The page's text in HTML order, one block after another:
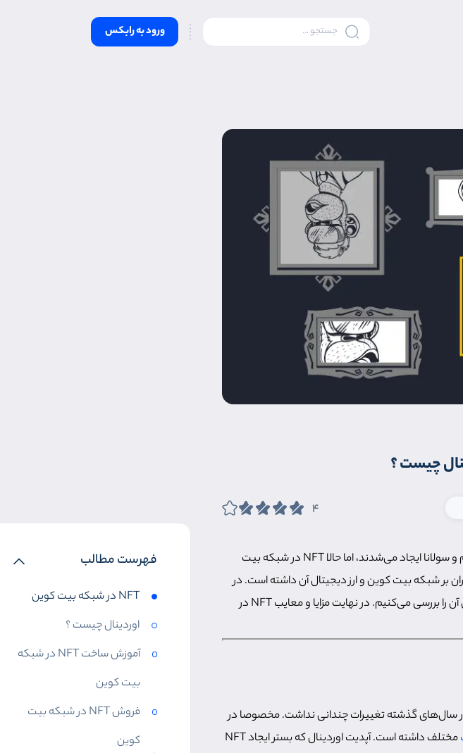
ورود به رابکس
4
فهرست مطالب
NFT در شبکه بیت کوین
اوردینال چیست ؟
آموزش ساخت NFT در شبکه
بیت کوین
فروش NFT در شبکه بیت
کوین
تا امروز تمام NFTها در پلتفرم‌های با قرارداد هوشمند مثل اتریوم و سولانا ایجاد می‌شدند، اما حالا NFT در شبکه بیت
بر شبکه بیت کوین و ارز دیجیتال آن داشته است. در
در شبکه بیت کوین پرداخته، جوانب فنی آن را بررسی می‌کنیم. در نهایت مزایا و معایب NFT در
سال‌های گذشته تغییرات چندانی نداشت. مخصوصا در
مختلف داشته است. آپدیت اوردینال که بستر ایجاد NFT